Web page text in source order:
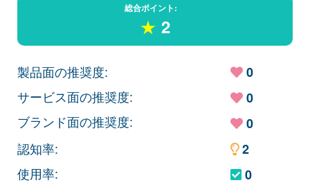
総合ポイント:
★ 2
製品面の推奨度:
サービス面の推奨度:
ブランド面の推奨度:
0
0
0
認知率:
使用率:
2
0